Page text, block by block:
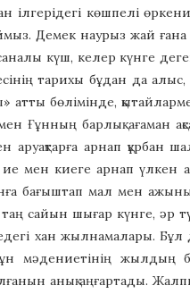
ілгерідегі көшпелі
Демек наурыз жай ғана
күш, келер күнге
тарихы бұдан да
атты бөлімінде,
Ғұнның барлық ағаман
арнап құрбан
ие мен киеге арнап үлкен
бағыштап мал мен
сайын шығар күнге, әр
хан жылнамалары. Бұл
мәдениетінің жылдың
анық аңғартады.